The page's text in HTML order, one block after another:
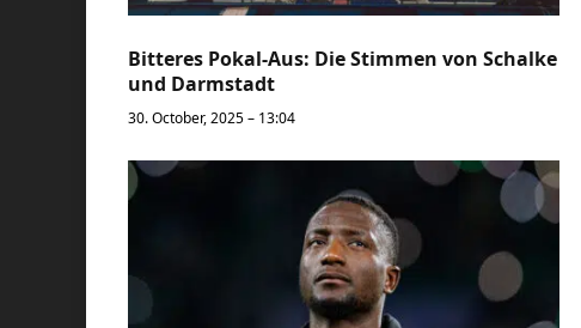
Bitteres Pokal-Aus: Die Stimmen von Schalke
und Darmstadt
30. October, 2025 – 13:04